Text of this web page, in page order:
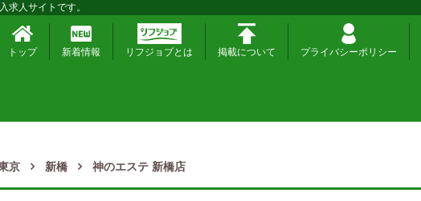
求人サイトです。
トップ 新着情報 リフジョブとは 掲載について プライバシーポリシー
京 新橋 神のエステ 新橋店